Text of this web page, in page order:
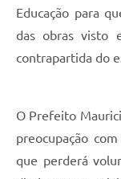
Educação para
das obras visto
contrapartida do
O Prefeito
preocupação
que perderá